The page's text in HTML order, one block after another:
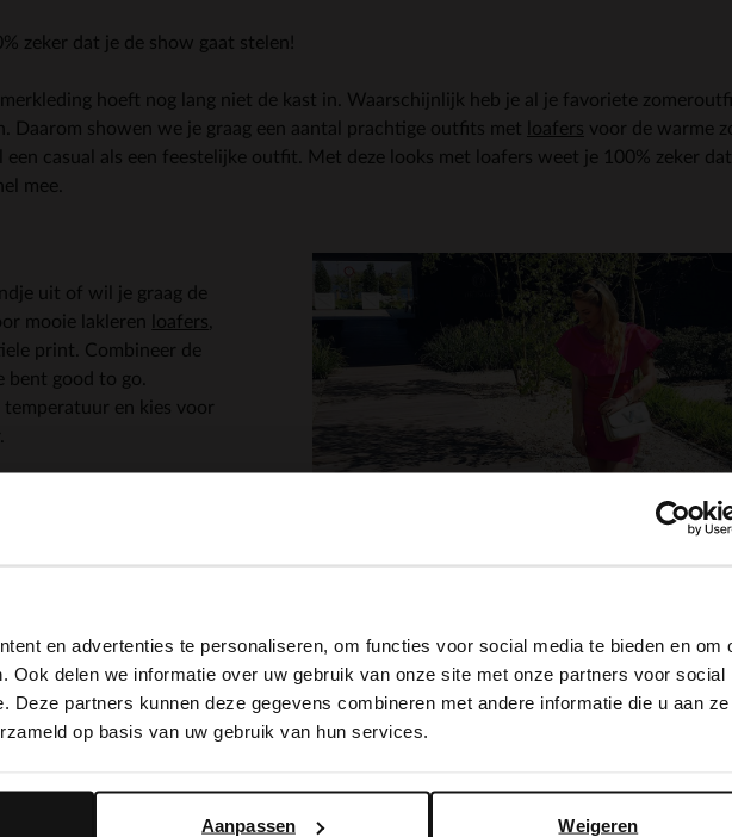
en advertenties te personaliseren, om functies voor social media te bieden en om
Ook delen we informatie over uw gebruik van onze site met onze partners voor social
Deze partners kunnen deze gegevens combineren met andere informatie die u aan
op basis van uw gebruik van hun services.
Weigeren
Aanpassen
zeker dat je de show gaat stelen!
hoeft nog lang niet de kast in. Waarschijnlijk heb je al je favoriete
showen we je graag een aantal prachtige outfits met
loafers voor de warme
casual als een feestelijke outfit. Met deze looks met loafers weet je 100% zeker
mee.
uit of wil je graag de
mooie lakleren
loafers,
print. Combineer de
bent good to go.
en kies voor
Kies dan voor een mooie
voor een speels
sokje met ruffles aan de
t-shirt met opdruk of
×
It looks like your language isn't Dutch. Would you like to